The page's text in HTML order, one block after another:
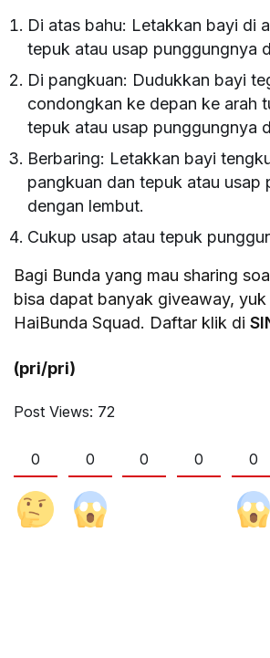
Di atas bahu: Letakkan bayi di
tepuk atau usap punggungnya
Di pangkuan: Dudukkan bayi
condongkan ke depan ke arah
tepuk atau usap punggungnya
Berbaring: Letakkan bayi
pangkuan dan tepuk atau usap
dengan lembut.
Cukup usap atau tepuk
Bagi Bunda yang mau sharing
bisa dapat banyak giveaway,
HaiBunda Squad. Daftar klik di
(pri/pri)
Post Views: 72
0 0 0 0 0